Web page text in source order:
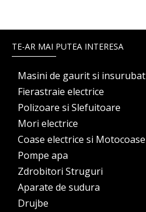
TE-AR MAI PUTEA INTERESA
Masini de gaurit si insurubat
Fierastraie electrice
Polizoare si Slefuitoare
Mori electrice
Coase electrice si Motocoase
Pompe apa
Zdrobitori Struguri
Aparate de sudura
Drujbe